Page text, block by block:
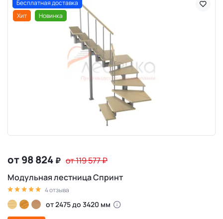
Бесплатная доставка
Хит
Новинка
от 98 824 ₽ от 119 577₽
Модульная лестница Спринт
4 отзыва
от 2475 до 3420 мм